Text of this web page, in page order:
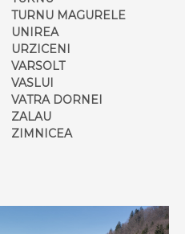
TURNU MAGURELE
UNIREA
URZICENI
VARSOLT
VASLUI
VATRA DORNEI
ZALAU
ZIMNICEA